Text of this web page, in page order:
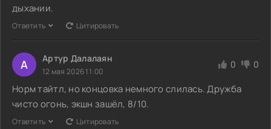
дыхании.
Ответить Цитировать
А Артур Далалаян
12 мая 2026 11:00
0 0
Норм тайтл, но концовка немного слилась. Дружба
чисто огонь, экшн зашёл, 8/10.
Ответить Цитировать